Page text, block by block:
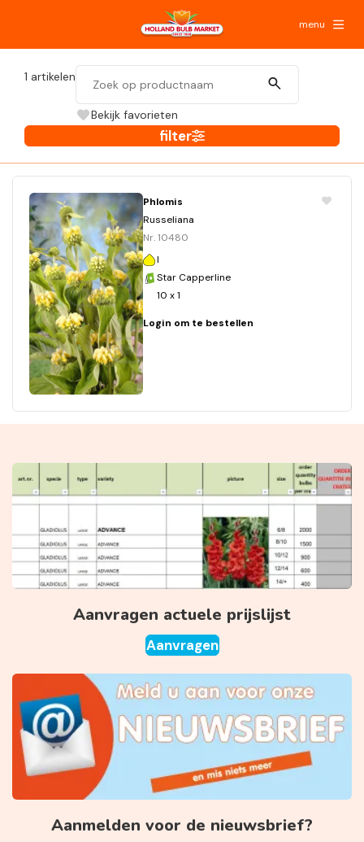
menu
1 artikelen
Bekijk favorieten
filter
Phlomis
Russeliana
Nr. 10480
I
Star Capperline
10 x 1
Login om te bestellen
Aanvragen actuele prijslijst
Aanvragen
Aanmelden voor de nieuwsbrief?